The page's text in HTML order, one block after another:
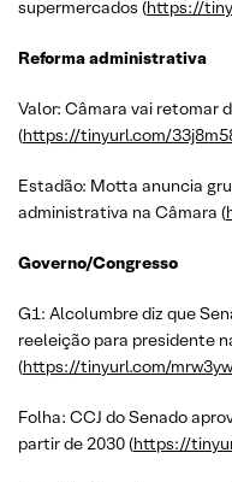
supermercados (https://
Reforma administrativa
Valor: Câmara vai retomar
(https://tinyurl.com/
Estadão: Motta anuncia
administrativa na Câmara (
Governo/Congresso
G1: Alcolumbre diz que
reeleição para presidente
(https://tinyurl.com/
Folha: CCJ do Senado
partir de 2030 (https://